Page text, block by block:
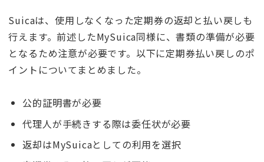
Suicaは、使用しなくなった定期券の返却と払い戻しも
行えます。前述したMySuica同様に、書類の準備が必要
となるため注意が必要です。以下に定期券払い戻しのポ
イントについてまとめました。
公的証明書が必要
代理人が手続きする際は委任状が必要
返却はMySuicaとしての利用を選択